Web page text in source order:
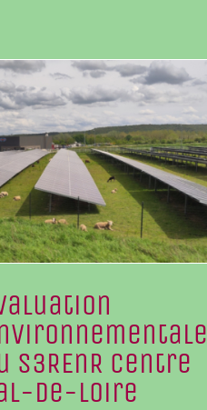
S3REnR Centre
de-Loire